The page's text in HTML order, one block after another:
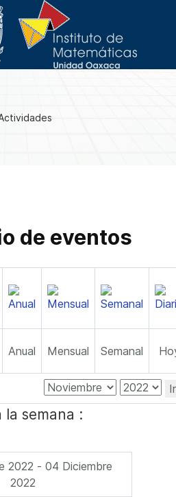
de eventos
Anual Mensual Semanal
la semana :
2022 - 04 Diciembre
2022